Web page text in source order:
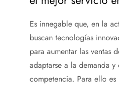
Es innegable que, en la
buscan tecnologías
para aumentar las ventas
adaptarse a la demanda y
competencia. Para ello es